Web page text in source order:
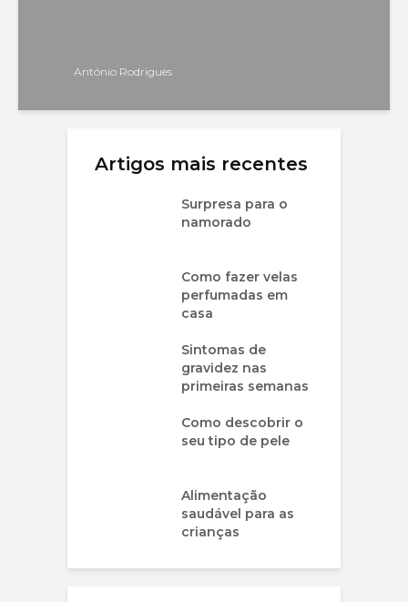
António Rodrigues
Artigos mais recentes
Surpresa para o
namorado
Como fazer velas
perfumadas em
casa
Sintomas de
gravidez nas
primeiras semanas
Como descobrir o
seu tipo de pele
Alimentação
saudável para as
crianças